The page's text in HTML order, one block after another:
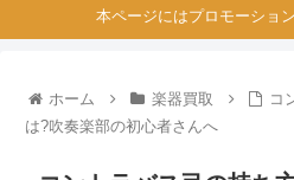
本ページにはプロモーショ
ホーム 楽器買取
コ
は?吹奏楽部の初心者さんへ